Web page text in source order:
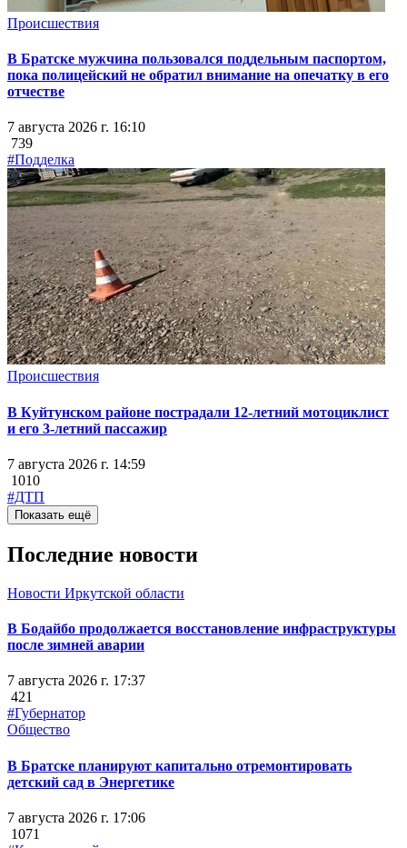
Происшествия
В Братске мужчина пользовался поддельным паспортом,
пока полицейский не обратил внимание на опечатку в его
отчестве
7 августа 2026 г. 16:10
739
#Подделка
Происшествия
В Куйтунском районе пострадали 12-летний мотоциклист
и его 3-летний пассажир
7 августа 2026 г. 14:59
1010
#ДТП
Показать ещё
Последние новости
Новости Иркутской области
В Бодайбо продолжается восстановление инфраструктуры
после зимней аварии
7 августа 2026 г. 17:37
421
#Губернатор
Общество
В Братске планируют капитально отремонтировать
детский сад в Энергетике
7 августа 2026 г. 17:06
1071